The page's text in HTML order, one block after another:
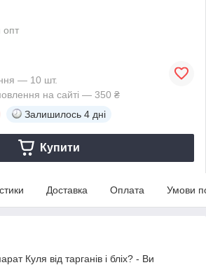
опт
— 10 шт.
на сайті — 350 ₴
Залишилось 4 дні
Купити
Доставка Оплата Умови
Куля від тарганів і бліх? - Ви